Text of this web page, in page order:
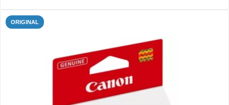
ORIGINAL